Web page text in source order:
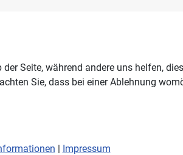
Seite, während andere uns helfen,
Sie, dass bei einer Ablehnung
| Impressum